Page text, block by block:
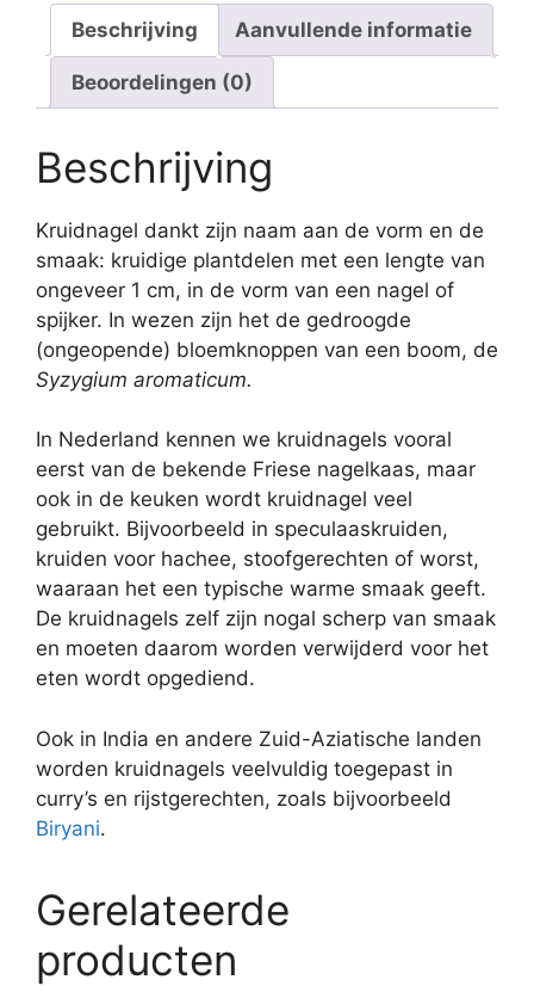
Beschrijving Aanvullende informatie
Beoordelingen (0)
Beschrijving
Kruidnagel dankt zijn naam aan de vorm en de
smaak: kruidige plantdelen met een lengte van
ongeveer 1 cm, in de vorm van een nagel of
spijker. In wezen zijn het de gedroogde
(ongeopende) bloemknoppen van een boom, de
Syzygium aromaticum.
In Nederland kennen we kruidnagels vooral
eerst van de bekende Friese nagelkaas, maar
ook in de keuken wordt kruidnagel veel
gebruikt. Bijvoorbeeld in speculaaskruiden,
kruiden voor hachee, stoofgerechten of worst,
waaraan het een typische warme smaak geeft.
De kruidnagels zelf zijn nogal scherp van smaak
en moeten daarom worden verwijderd voor het
eten wordt opgediend.
Ook in India en andere Zuid-Aziatische landen
worden kruidnagels veelvuldig toegepast in
curry’s en rijstgerechten, zoals bijvoorbeeld
Biryani.
Gerelateerde
producten